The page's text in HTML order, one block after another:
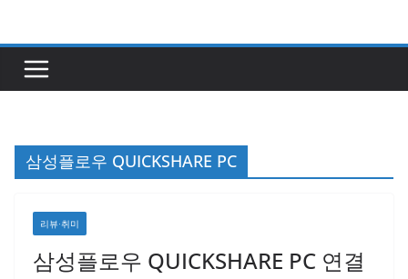
로
삼성플로우 QUICKSHARE PC
리뷰·취미
삼성플로우 QUICKSHARE PC 연결